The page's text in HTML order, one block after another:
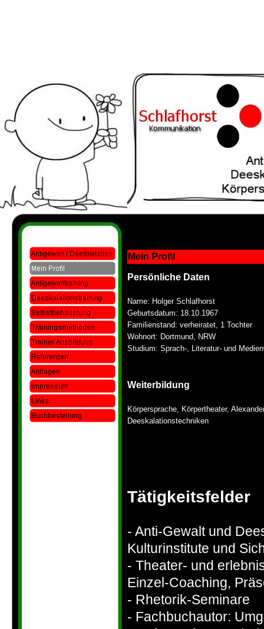
Mein Profil
Persönliche Daten
Name: Holger Schlafhorst
Geburtsdatum: 18.10.1967
Familienstand: verheiratet, 1 Tochter
Wohnort: Dortmund, NRW
Studium: Sprach-, Literatur- und
Weiterbildung
Körpersprache, Körpertheater,
Deeskalationstechniken
Tätigkeitsfelder
- Anti-Gewalt und
Kulturinstitute und
- Theater- und
Einzel-Coaching,
- Rhetorik-Seminare
- Fachbuchautor: